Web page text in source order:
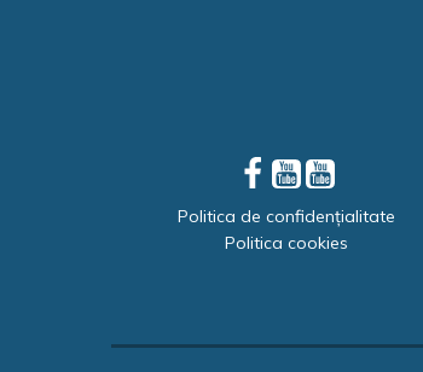
Politica de confidențialitate
Politica cookies